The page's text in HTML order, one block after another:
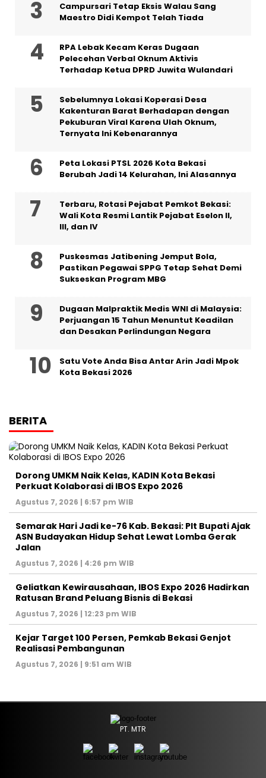
Campursari Tetap Eksis Walau Sang
Maestro Didi Kempot Telah Tiada
RPA Lebak Kecam Keras Dugaan
Pelecehan Verbal Oknum Aktivis
Terhadap Ketua DPRD Juwita Wulandari
Sebelumnya Lokasi Koperasi Desa
Kakenturan Barat Berhadapan dengan
Pekuburan Viral Karena Ulah Oknum,
Ternyata Ini Kebenarannya
Peta Lokasi PTSL 2026 Kota Bekasi
Berubah Jadi 14 Kelurahan, Ini Alasannya
‎Terbaru, Rotasi Pejabat Pemkot Bekasi:
Wali Kota Resmi Lantik Pejabat Eselon II,
III, dan IV ‎
Puskesmas Jatibening Jemput Bola,
Pastikan Pegawai SPPG Tetap Sehat Demi
Sukseskan Program MBG
‎Dugaan Malpraktik Medis WNI di Malaysia:
Perjuangan 15 Tahun Menuntut Keadilan
dan Desakan Perlindungan Negara
Satu Vote Anda Bisa Antar Arin Jadi Mpok
Kota Bekasi 2026
BERITA
Dorong UMKM Naik Kelas, KADIN Kota Bekasi
Perkuat Kolaborasi di IBOS Expo 2026
Agustus 7, 2026 | 6:57 pm WIB
‎Semarak Hari Jadi ke-76 Kab. Bekasi: Plt Bupati Ajak
ASN Budayakan Hidup Sehat Lewat Lomba Gerak
Jalan
Agustus 7, 2026 | 4:26 pm WIB
‎Geliatkan Kewirausahaan, IBOS Expo 2026 Hadirkan
Ratusan Brand Peluang Bisnis di Bekasi
Agustus 7, 2026 | 12:23 pm WIB
Kejar Target 100 Persen, Pemkab Bekasi Genjot
Realisasi Pembangunan
Agustus 7, 2026 | 9:51 am WIB
PT. MTR